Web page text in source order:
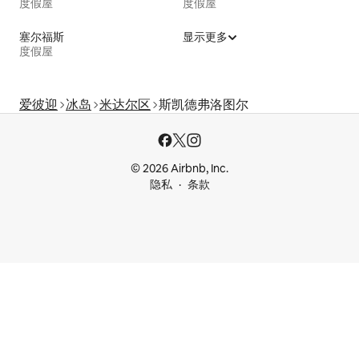
度假屋 度假屋
塞尔福斯
度假屋
显示更多
爱彼迎 冰岛 米达尔区 斯凯德弗洛图尔
© 2026 Airbnb, Inc.
隐私
条款